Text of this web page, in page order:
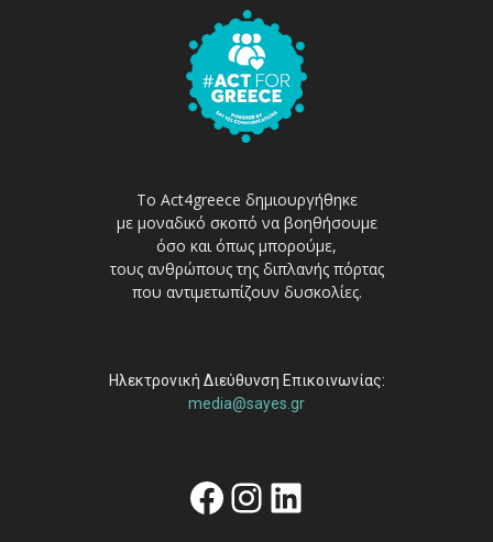
Το Act4greece δημιουργήθηκε
με μοναδικό σκοπό να βοηθήσουμε
όσο και όπως μπορούμε,
τους ανθρώπους της διπλανής πόρτας
που αντιμετωπίζουν δυσκολίες.
Ηλεκτρονική Διεύθυνση Επικοινωνίας:
media@sayes.gr
Facebook
Instagram
Linkedin